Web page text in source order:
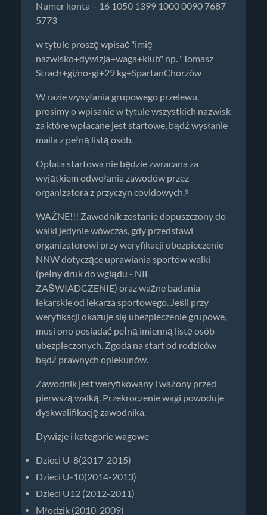
Numer konta – 16 1050 1399 1000 0090 7687
5773
w tytule proszę wpisać "imię
nazwisko+dywizja+waga+klub" np. "Tomasz
Strach+gi/no-gi+29 kg+SpartanChorzów
W razie wysyłania grupowego przelewu,
prosimy o wpisanie w tytule wszystkich nazwisk
za które wpłacane jest startowe, bądź wysłanie
maila z pełną listą osób.
Opłata startowa nie będzie zwracana za
wyjątkiem odwołania zawodów przez
organizatora z przyczyn covidowych.⁹
WAŻNE!!! Zawodnik zostanie dopuszczony do
walki jedynie wówczas, gdy przedstawi
organizatorowi przy weryfikacji ubezpieczenie
NNW dotyczące uprawiania sportów walki
(pełny druk do wglądu - NIE
ZAŚWIADCZENIE) oraz ważne badania
lekarskie od lekarza sportowego. Jeśli przy
weryfikacji okazuje się ubezpieczenie grupowe,
musi ono posiadać pełną imienną listę osób
ubezpieczonych. Zgoda na start od rodziców
bądź prawnych opiekunów.
Zawodnik jest weryfikowany i ważony przed
pierwszą walką. Przekroczenie wagi powoduje
dyskwalifikację zawodnika.
Dywizje i kategorie wagowe
Dzieci U-8(2017-2015)
Dzieci U-10(2014-2013)
Dzieci U12 (2012-2011)
Młodzik (2010-2009)